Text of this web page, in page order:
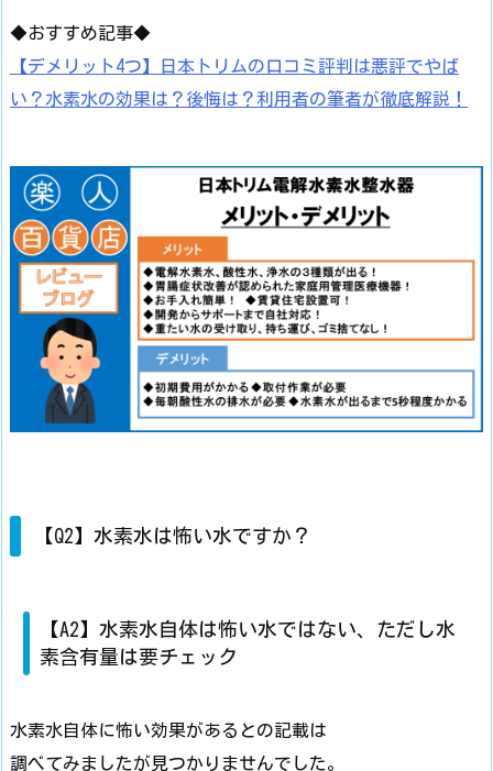
◆おすすめ記事◆
【デメリット4つ】日本トリムの口コミ評判は悪評でやば
い？水素水の効果は？後悔は？利用者の筆者が徹底解説！
【Q2】水素水は怖い水ですか？
【A2】水素水自体は怖い水ではない、ただし水
素含有量は要チェック
水素水自体に怖い効果があるとの記載は
調べてみましたが見つかりませんでした。